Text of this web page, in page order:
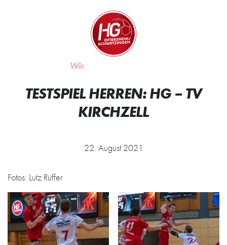
Zur Startseite
Wir.
TESTSPIEL HERREN: HG – TV
KIRCHZELL
22. August 2021
Fotos: Lutz Rüffer